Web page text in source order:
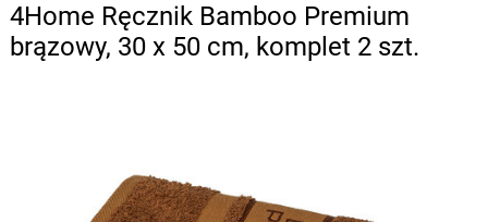
4Home Ręcznik Bamboo Premium
brązowy, 30 x 50 cm, komplet 2 szt.